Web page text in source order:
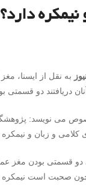
نیمکره دارد؟
به نقل از ایسنا،
دریافتند دو
می نویسد:
کلامی و زبان و
دو قسمتی بودن مغز
صحبت است نیمکره